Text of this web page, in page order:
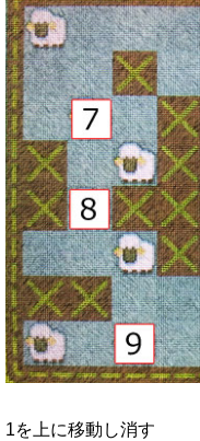
1を上に移動し消す